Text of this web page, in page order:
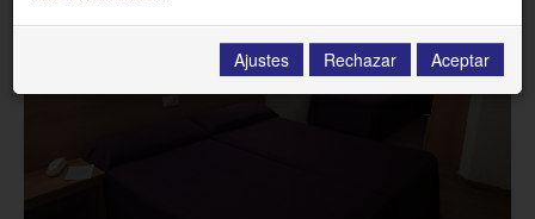
Ajustes Rechazar Aceptar